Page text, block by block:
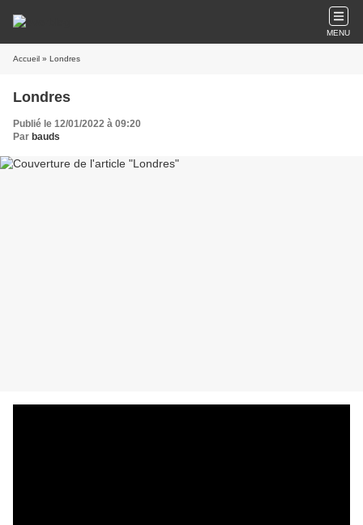
MENU
Accueil » Londres
Londres
Publié le 12/01/2022 à 09:20
Par bauds